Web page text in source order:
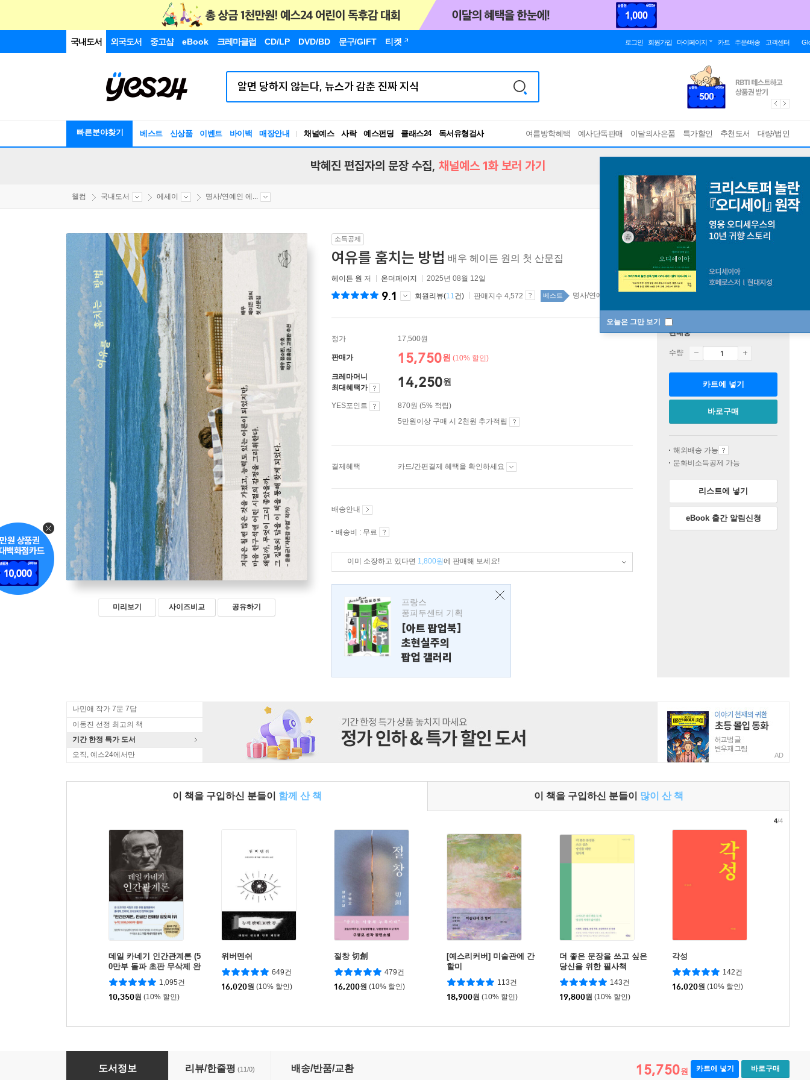
국내도서 외국도서 중고샵 eBook 크레마클럽 CD/LP DVD/BD 문구/GIFT 티켓 로그인 회원가입 마이페이지 카트 주문/배송 고객센터
빠른분야찾기 베스트 신상품 이벤트 바이백 매장안내 채널예스 사락 예스펀딩 클래스24
RBTI Lab
독서유형검사
여름방학혜택 예사단독판매 이달의사은품 특가할인 추천도서 대량/법인
오늘은 그만 보기
박혜진 편집자의 문장 수집, 채널예스 1화 보러 가기
웰컴 국내도서 에세이 명사/연예인 에...
미리보기 사이즈비교 공유하기
소득공제
여유를 훔치는 방법 배우 헤이든 원의 첫 산문집
헤이든 원 저 온더페이지 2025년 08월 12일
9.1 회원리뷰(11건) 판매지수 4,572 베스트 명사/연예인 에세이 69위
정가 17,500원
판매가 15,750원 (10% 할인)
크레마머니
최대혜택가
14,250원
YES포인트
870원 (5% 적립)
5만원이상 구매 시 2천원 추가적립
결제혜택 카드/간편결제 혜택을 확인하세요
배송안내
배송비 : 무료
이미 소장하고 있다면 1,800원에 판매해 보세요!
프랑스
퐁피두센터 기획
[아트 팝업북]
초현실주의
팝업 갤러리
판매중
수량
카트에 넣기
바로구매
해외배송 가능
문화비소득공제 가능
리스트에 넣기
eBook 출간 알림신청
나민애 작가 7문 7답
이동진 선정 최고의 책
기간 한정 특가 도서
오직, 예스24에서만
AD
이 책을 구입하신 분들이 함께 산 책 이 책을 구입하신 분들이 많이 산 책
데일 카네기 인간관계론 (5
0만부 돌파 초판 무삭제 완
역본)
1,095건
10,350원 (10% 할인)
위버멘쉬
649건
16,020원 (10% 할인)
절창 切創
479건
16,200원 (10% 할인)
[예스리커버] 미술관에 간
할미
113건
18,900원 (10% 할인)
더 좋은 문장을 쓰고 싶은
당신을 위한 필사책
143건
19,800원 (10% 할인)
각성
142건
16,020원 (10% 할인)
4/4
여유를 훔치는 방법
도서정보 리뷰/한줄평 (11/0) 배송/반품/교환 15,750원 카트에 넣기 바로구매